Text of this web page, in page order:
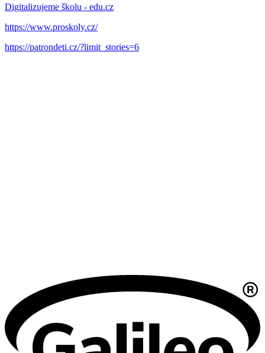
Digitalizujeme školu - edu.cz
https://www.proskoly.cz/
https://patrondeti.cz/?limit_stories=6